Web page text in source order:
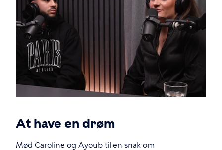
At have en drøm
Mød Caroline og Ayoub til en snak om